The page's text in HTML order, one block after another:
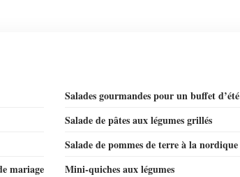
Salades gourmandes pour un buffet d’été
Salade de pâtes aux légumes grillés
Salade de pommes de terre à la nordique
mariage
Mini-quiches aux légumes